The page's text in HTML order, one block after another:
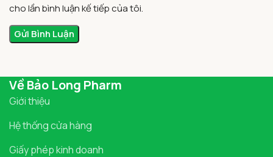
cho lần bình luận kế tiếp của tôi.
Về Bảo Long Pharm
Giới thiệu
Hệ thống cửa hàng
Giấy phép kinh doanh